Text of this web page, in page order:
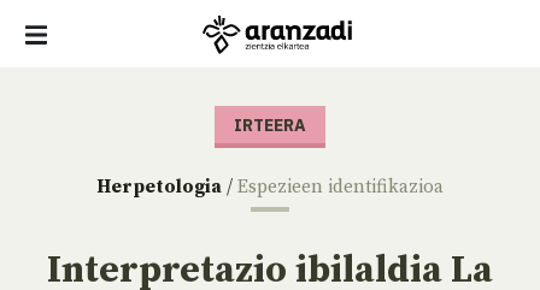
IRTEERA
Herpetologia / Espezieen identifikazioa
Interpretazio ibilaldia La